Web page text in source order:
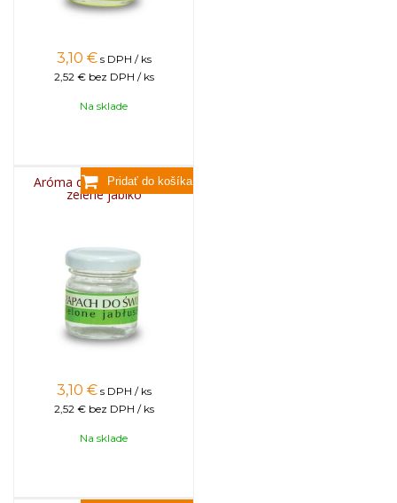
3,10 € s DPH / ks
2,52 € bez DPH / ks
Na sklade
Aróma do sviečok, 25g -
zelené jablko
3,10 € s DPH / ks
2,52 € bez DPH / ks
Na sklade